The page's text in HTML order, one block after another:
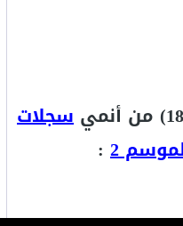
سجلات
: